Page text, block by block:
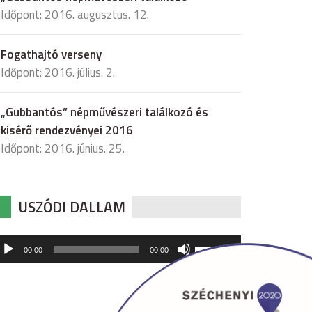
Időpont: 2016. augusztus. 12.
Fogathajtó verseny
Időpont: 2016. július. 2.
„Gubbantós” népművészeri találkozó és
kisérő rendezvényei 2016
Időpont: 2016. június. 25.
USZÓDI DALLAM
00:00 00:00
hangerő
csökkentéséhez